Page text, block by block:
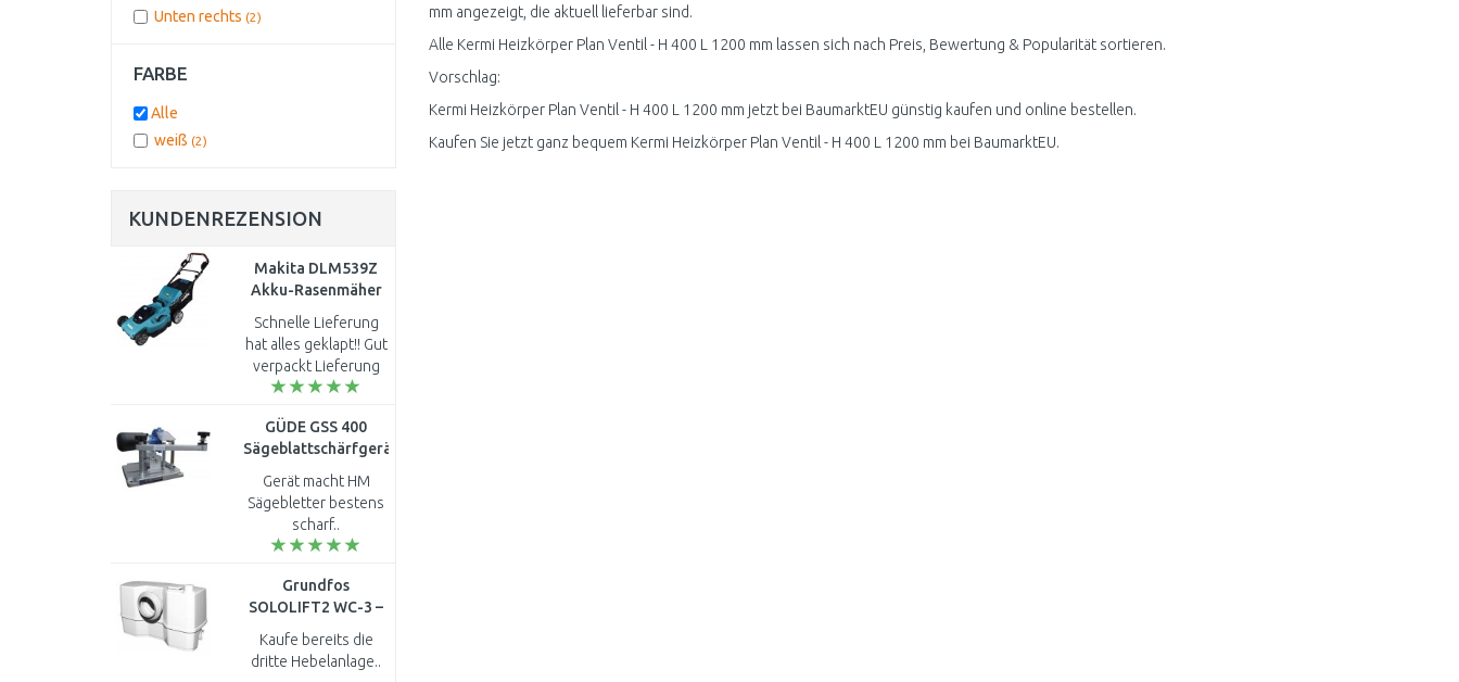
mm angezeigt, die aktuell lieferbar sind.
Alle Kermi Heizkörper Plan Ventil - H 400 L 1200 mm lassen sich nach Preis, Bewertung & Popularität sortieren.
Vorschlag:
Kermi Heizkörper Plan Ventil - H 400 L 1200 mm jetzt bei BaumarktEU günstig kaufen und online bestellen.
Kaufen Sie jetzt ganz bequem Kermi Heizkörper Plan Ventil - H 400 L 1200 mm bei BaumarktEU.
Unten rechts (2)
FARBE
Alle
weiß (2)
KUNDENREZENSION
Makita DLM539Z
Akku-Rasenmäher
530 mm Li-ion LXT
2x18V ohne akku
Schnelle Lieferung
hat alles geklapt!! Gut
verpackt Lieferung
schnell Aufbau
5ah Stunden Akku
unbedingt
erforderlich..
GÜDE GSS 400
Sägeblattschärfgerät
94217
Gerät macht HM
Sägebletter bestens
scharf..
Grundfos
SOLOLIFT2 WC-3 –
Pumpe für Abwasser
und Fäkalien aus
WC, Dusche, Bidet
Kaufe bereits die
dritte Hebelanlage..